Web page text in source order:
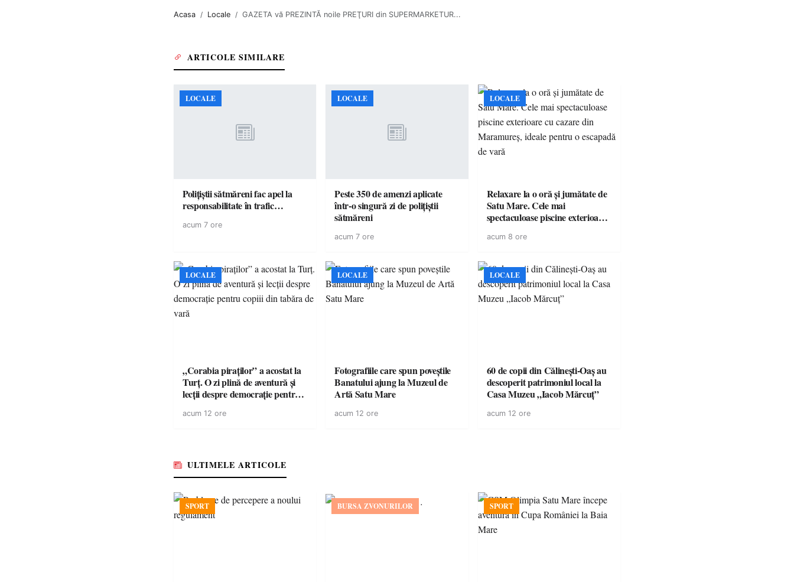
Acasa Locale GAZETA vă PREZINTĂ noile PREŢURI din SUPERMARKETUR...
ARTICOLE SIMILARE
LOCALE
Polițiștii sătmăreni fac apel la
responsabilitate în trafic…
acum 7 ore
LOCALE
Peste 350 de amenzi aplicate
într-o singură zi de polițiștii
sătmăreni
acum 7 ore
LOCALE
Relaxare la o oră și jumătate de
Satu Mare. Cele mai
spectaculoase piscine exterioare
pentru o escapadă de vară
acum 8 ore
LOCALE
„Corabia piraților” a acostat la
Turț. O zi plină de aventură și
lecții despre democrație pentru
acum 12 ore
LOCALE
Fotografiile care spun poveștile
Banatului ajung la Muzeul de
Artă Satu Mare
acum 12 ore
LOCALE
60 de copii din Călinești-Oaș au
descoperit patrimoniul local la
Casa Muzeu „Iacob Mărcuț”
acum 12 ore
ULTIMELE ARTICOLE
SPORT BURSA ZVONURILOR SPORT